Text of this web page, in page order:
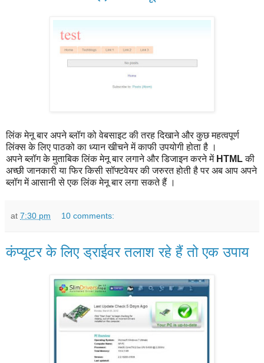
लिंक मेनू बार अपने ब्लॉग को वेबसाइट की तरह दिखाने और कुछ महत्वपूर्ण
लिंक्स के लिए पाठको का ध्यान खीचने में काफी उपयोगी होता है ।
अपने ब्लॉग के मुताबिक लिंक मेनू बार लगाने और डिजाइन करने मेंHTMLकी
अच्छी जानकारी या फिर किसी सॉफ्टवेयर की जरुरत होती है पर अब आप अपने
ब्लॉग में आसानी से एक लिंक मेनू बार लगा सकते हैं ।
at 7:30 pm 10 comments:
कंप्यूटर के लिए ड्राईवर तलाश रहे हैं तो एक उपाय